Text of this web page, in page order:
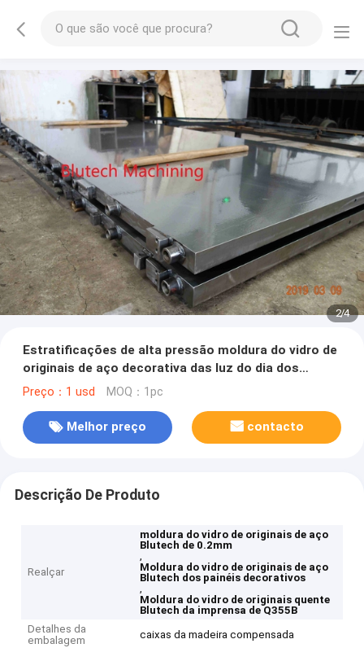
2/4
Estratificações de alta pressão moldura do vidro de
originais de aço decorativa das luz do dia dos
painéis da multi
Preço：1 usd MOQ：1pc
Melhor preço contacto
Descrição De Produto
Realçar
moldura do vidro de originais de aço
Blutech de 0.2mm
,
Moldura do vidro de originais de aço
Blutech dos painéis decorativos
,
Moldura do vidro de originais quente
Blutech da imprensa de Q355B
Detalhes da
embalagem
caixas da madeira compensada